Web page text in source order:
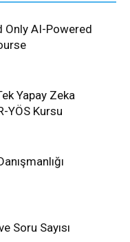
Only AI-Powered
Yapay Zeka
YÖS Kursu
Soru Sayısı